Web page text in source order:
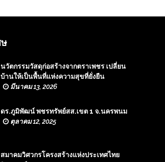
นวัตกรรมวัสดุก่อสร้างจากตราเพชร เปลี่ยน
บ้านให้เป็นพื้นที่แห่งความสุขที่ยั่งยืน
มีนาคม 13, 2026
ดร.ภูมิพัฒน์ พชรทรัพย์สส.เขต 1 จ.นครพนม
ตุลาคม 12, 2025
สมาคมวิศวกรโครงสร้างแห่งประเทศไทย